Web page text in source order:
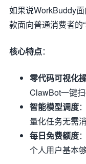
如果说WorkBuddy
款面向普通消费者的“
核心特点：
零代码可视化
ClawBot一键
智能模型调度
量化任务无需
每日免费额度
个人用户基本